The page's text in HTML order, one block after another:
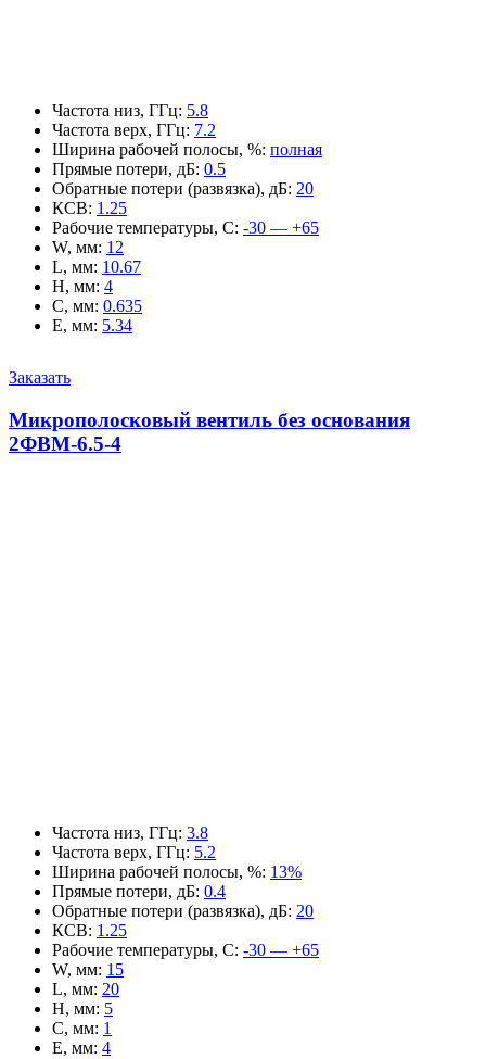
Частота низ, ГГц: 5.8
Частота верх, ГГц: 7.2
Ширина рабочей полосы, %: полная
Прямые потери, дБ: 0.5
Обратные потери (развязка), дБ: 20
КСВ: 1.25
Рабочие температуры, С: -30 — +65
W, мм: 12
L, мм: 10.67
H, мм: 4
C, мм: 0.635
E, мм: 5.34
Заказать
Микрополосковый вентиль без основания
2ФВМ-6.5-4
Частота низ, ГГц: 3.8
Частота верх, ГГц: 5.2
Ширина рабочей полосы, %: 13%
Прямые потери, дБ: 0.4
Обратные потери (развязка), дБ: 20
КСВ: 1.25
Рабочие температуры, С: -30 — +65
W, мм: 15
L, мм: 20
H, мм: 5
C, мм: 1
E, мм: 4